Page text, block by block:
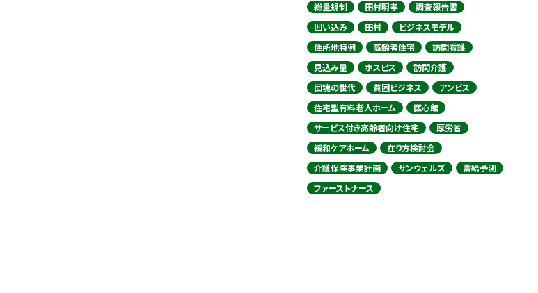
総量規制
田村明孝
調査報告書
囲い込み
田村
ビジネスモデル
住所地特例
高齢者住宅
訪問看護
見込み量
ホスピス
訪問介護
団塊の世代
貧困ビジネス
アンビス
住宅型有料老人ホーム
医心館
サービス付き高齢者向け住宅
厚労省
緩和ケアホーム
在り方検討会
介護保険事業計画
サンウェルズ
需給予測
ファーストナース